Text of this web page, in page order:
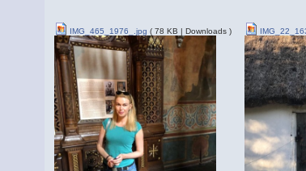
IMG_465_1976_.jpg ( 78 KB | Downloads )